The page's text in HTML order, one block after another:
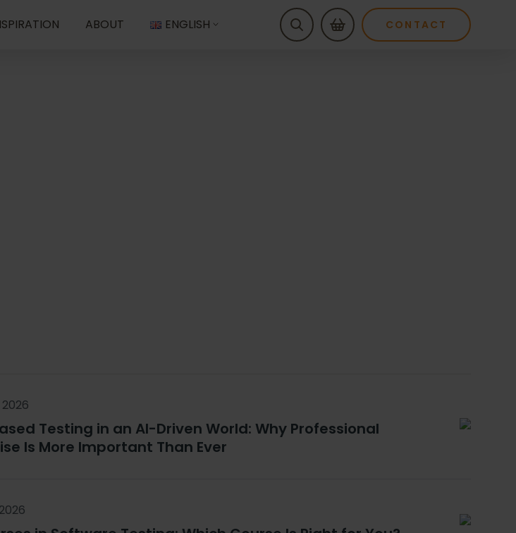
ABOUT ENGLISH CONTACT
Testing in an AI-Driven World: Why Professional
Is More Important Than Ever